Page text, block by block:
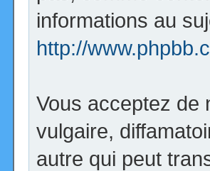
informations au
http://
Vous acceptez de
vulgaire,
autre qui peut